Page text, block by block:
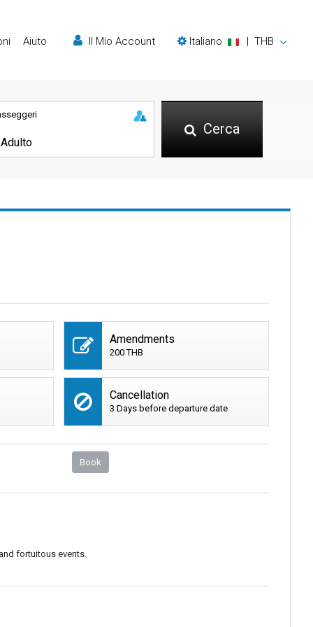
Aiuto Il Mio Account Italiano | THB
Cerca
Amendments
200 THB
Cancellation
3 Days before departure date
Book
fortuitous events.